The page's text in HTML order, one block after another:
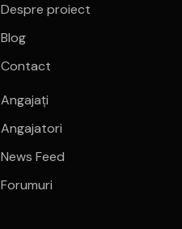
Despre proiect
Blog
Contact
Angajați
Angajatori
News Feed
Forumuri